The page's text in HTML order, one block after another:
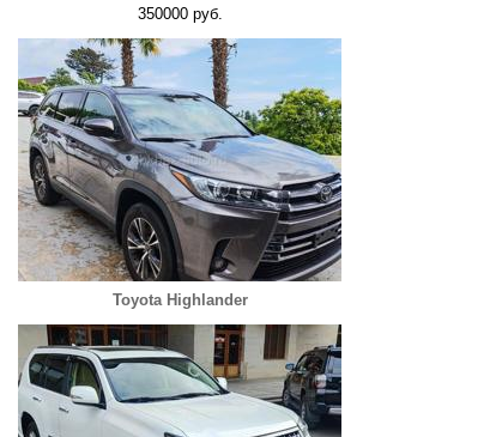
350000 руб.
Toyota Highlander